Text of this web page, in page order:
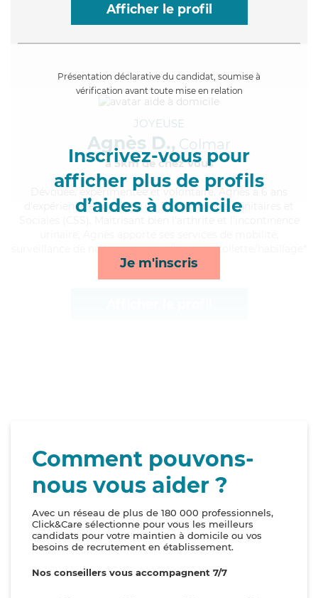
Afficher le profil
Présentation déclarative du candidat, soumise à
vérification avant toute mise en relation
Inscrivez-vous pour
afficher plus de profils
d’aides à domicile
Je m'inscris
JOYEUSE
Agnès D., Colmar
à 5km de chez Vous
, expérimentée et volontaire, Agnès a 6 ans
d'expérience et possède un BEP Carrières Sanitaires et
surveillance de nuit, compagnie/loisirs et toilette/habillage*
Comment pouvons-
nous vous aider ?
Avec un réseau de plus de 180 000 professionnels,
Click&Care sélectionne pour vous les meilleurs
candidats pour votre maintien à domicile ou vos
besoins de recrutement en établissement.
Nos conseillers vous accompagnent 7/7